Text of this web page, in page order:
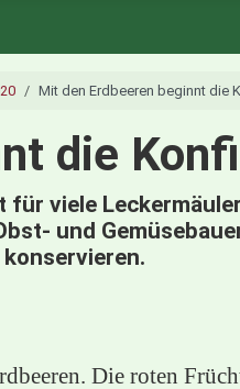
Mit den Erdbeeren beginnt die
die
viele
und
Die roten